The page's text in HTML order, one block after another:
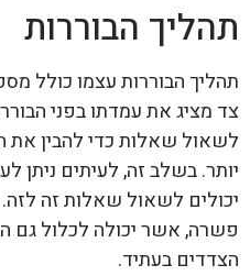
תהליך הבוררות
תהליך הבוררות עצמו כולל
צד מציג את עמדתו בפני
לשאול שאלות כדי להבין את
יותר. בשלב זה, לעיתים ניתן
יכולים לשאול שאלות זה לזה.
פשרה, אשר יכולה לכלול גם
הצדדים בעתיד.